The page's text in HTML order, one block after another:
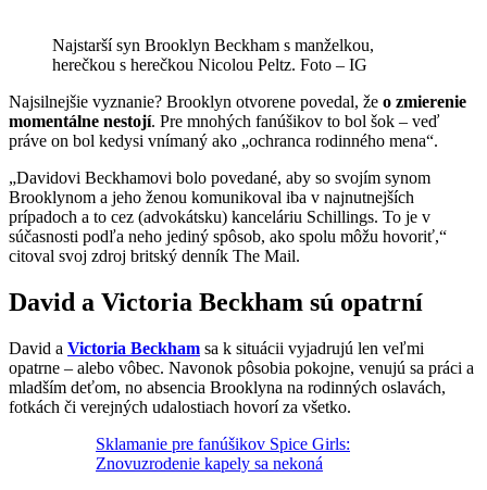
Najstarší syn Brooklyn Beckham s manželkou,
herečkou s herečkou Nicolou Peltz. Foto – IG
Najsilnejšie vyznanie? Brooklyn otvorene povedal, že o zmierenie
momentálne nestojí. Pre mnohých fanúšikov to bol šok – veď
práve on bol kedysi vnímaný ako „ochranca rodinného mena“.
„Davidovi Beckhamovi bolo povedané, aby so svojím synom
Brooklynom a jeho ženou komunikoval iba v najnutnejších
prípadoch a to cez (advokátsku) kanceláriu Schillings. To je v
súčasnosti podľa neho jediný spôsob, ako spolu môžu hovoriť,“
citoval svoj zdroj britský denník The Mail.
David a Victoria Beckham sú opatrní
David a Victoria Beckham sa k situácii vyjadrujú len veľmi
opatrne – alebo vôbec. Navonok pôsobia pokojne, venujú sa práci a
mladším deťom, no absencia Brooklyna na rodinných oslavách,
fotkách či verejných udalostiach hovorí za všetko.
Sklamanie pre fanúšikov Spice Girls:
Znovuzrodenie kapely sa nekoná